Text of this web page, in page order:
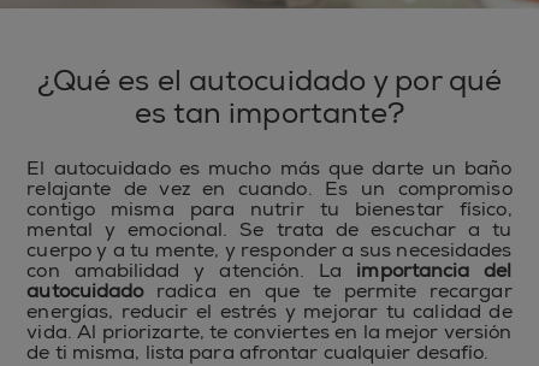
¿Qué es el autocuidado y por qué
es tan importante?
El autocuidado es mucho más que darte un baño
relajante de vez en cuando. Es un compromiso
contigo misma para nutrir tu bienestar físico,
mental y emocional. Se trata de escuchar a tu
cuerpo y a tu mente, y responder a sus necesidades
con amabilidad y atención. La importancia del
autocuidadoradica en que te permite recargar
energías, reducir el estrés y mejorar tu calidad de
vida. Al priorizarte, te conviertes en la mejor versión
de ti misma, lista para afrontar cualquier desafío.